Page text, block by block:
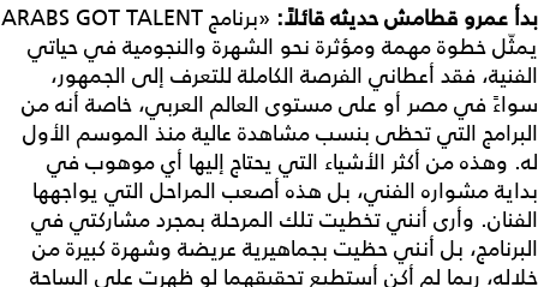
بدأ عمرو قطامش حديثه قائلاً:
«برنامج ARABS GOT TALENT
يمثّل خطوة مهمة ومؤثرة نحو الشهرة والنجومية في حياتي
الفنية، فقد أعطاني الفرصة الكاملة للتعرف إلى الجمهور،
سواءً في مصر أو على مستوى العالم العربي، خاصة أنه من
البرامج التي تحظى بنسب مشاهدة عالية منذ الموسم الأول
له. وهذه من أكثر الأشياء التي يحتاج إليها أي موهوب في
بداية مشواره الفني، بل هذه أصعب المراحل التي يواجهها
الفنان. وأرى أنني تخطيت تلك المرحلة بمجرد مشاركتي في
البرنامج، بل أنني حظيت بجماهيرية عريضة وشهرة كبيرة من
خلاله، ربما لم أكن أستطيع تحقيقهما لو ظهرت على الساحة